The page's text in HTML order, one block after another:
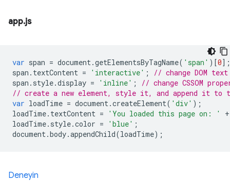
app.js
var span = document .getElementsByTagName( 'span' )[0];
span . textContent = 'interactive' ;
// change DOM
span . style.display = 'inline' ;
// change CSSOM
// create a new element, style it, and append it to
var loadTime = document .createElement( 'div' );
loadTime. textContent = 'You loaded this page on: '
+
loadTime. style.color = 'blue' ;
document .body.appendChild(loadTime);
Deneyin